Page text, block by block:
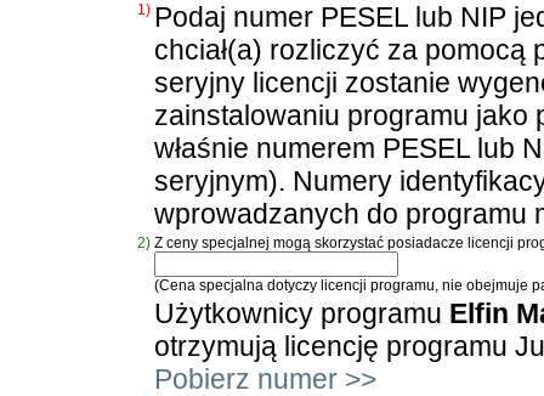
1) Podaj numer PESEL lub NIP
chciał(a) rozliczyć za pomocą
seryjny licencji zostanie
zainstalowaniu programu jako
właśnie numerem PESEL lub
seryjnym). Numery
wprowadzanych do programu
2) Z ceny specjalnej mogą skorzystać posiadacze licencji
(Cena specjalna dotyczy licencji programu, nie obejmuje
Użytkownicy programu Elfin
otrzymują licencję programu
Pobierz numer >>